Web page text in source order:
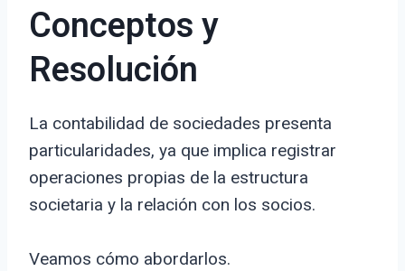
Conceptos y
Resolución
La contabilidad de sociedades presenta
particularidades, ya que implica registrar
operaciones propias de la estructura
societaria y la relación con los socios.
Veamos cómo abordarlos.